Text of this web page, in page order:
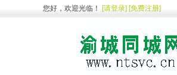
您好，欢迎光临！ [请登录] [免费注册]